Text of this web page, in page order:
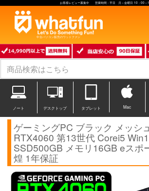
お客様レビュー募集中 営業時間：平日 月～金曜日 10：00～
中古パソコン販売のワットファン
ノート デスクトップ タブレット Mac
ゲーミングPC ブラック メッシ
RTX4060 第13世代 Corei5
SSD500GB メモリ16GB eスポ
煌 1年保証